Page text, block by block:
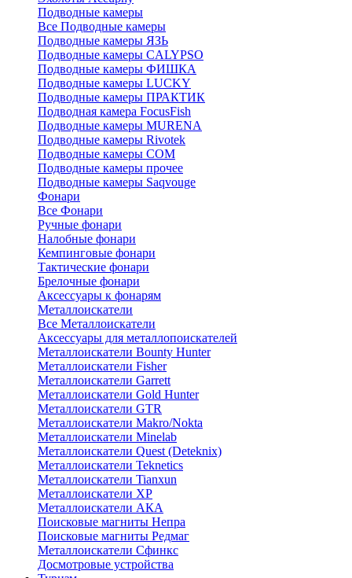
Подводные камеры
Все Подводные камеры
Подводные камеры ЯЗЬ
Подводные камеры CALYPSO
Подводные камеры ФИШКА
Подводные камеры LUCKY
Подводные камеры ПРАКТИК
Подводная камера FocusFish
Подводные камеры MURENA
Подводные камеры Rivotek
Подводные камеры СОМ
Подводные камеры прочее
Подводные камеры Saqvouge
Фонари
Все Фонари
Ручные фонари
Налобные фонари
Кемпинговые фонари
Тактические фонари
Брелочные фонари
Аксессуары к фонарям
Металлоискатели
Все Металлоискатели
Аксессуары для металлопоискателей
Металлоискатели Bounty Hunter
Металлоискатели Fisher
Металлоискатели Garrett
Металлоискатели Gold Hunter
Металлоискатели GTR
Металлоискатели Makro/Nokta
Металлоискатели Minelab
Металлоискатели Quest (Deteknix)
Металлоискатели Teknetics
Металлоискатели Tianxun
Металлоискатели XP
Металлоискатели АКА
Поисковые магниты Непра
Поисковые магниты Редмаг
Металлоискатели Сфинкс
Досмотровые устройства